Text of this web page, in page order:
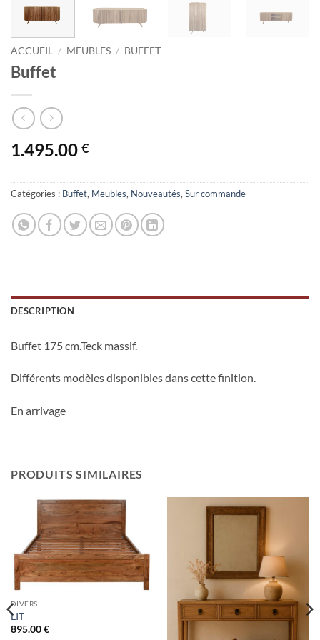
ACCUEIL / MEUBLES / BUFFET
Buffet
1.495.00 €
Catégories : Buffet, Meubles, Nouveautés, Sur commande
DESCRIPTION
Buffet 175 cm.Teck massif.
Différents modèles disponibles dans cette finition.
En arrivage
PRODUITS SIMILAIRES
DIVERS
LIT
895.00€